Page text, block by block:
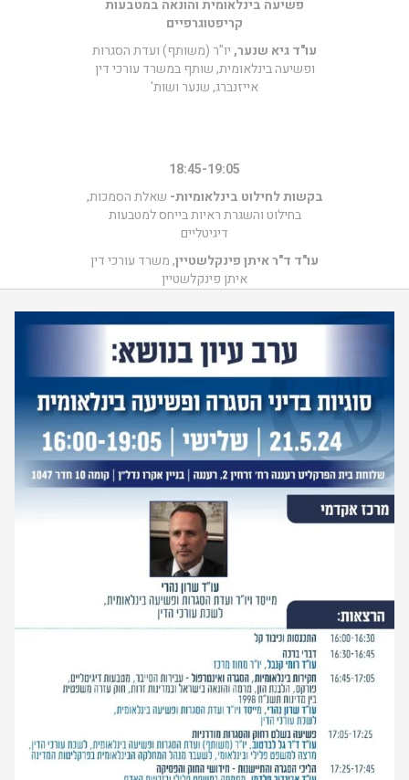
פשיעה בינלאומית והונאה במטבעות
קריפטוגרפיים
עו"ד גיא שנער, יו"ר (משותף) ועדת הסגרות
ופשיעה בינלאומית, שותף במשרד עורכי דין
אייזנברג, שנער ושות'
18:45-19:05
בקשות לחילוט בינלאומיות- שאלת הסמכות,
בחילוט והשגרת ראיות בייחס למטבעות
דיגיטליים
עו"ד ד"ר איתן פינקלשטיין, משרד עורכי דין
איתן פינקלשטיין